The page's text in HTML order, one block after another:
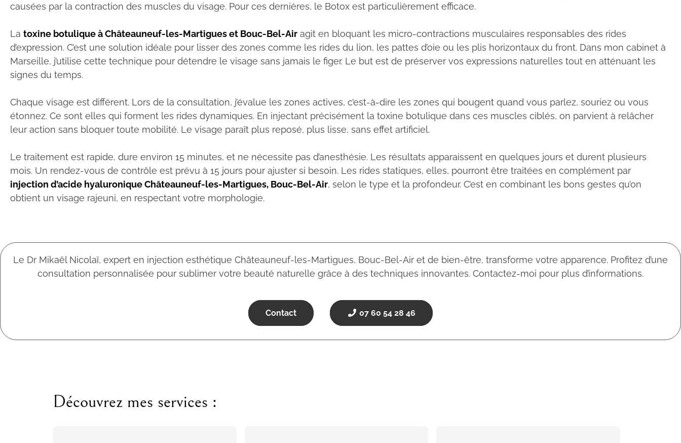
causées par la contraction des muscles du visage. Pour ces dernières, le Botox est particulièrement efficace.
La toxine botulique à Châteauneuf-les-Martigues et Bouc-Bel-Air agit en bloquant les micro-contractions musculaires responsables des rides
d’expression. C’est une solution idéale pour lisser des zones comme les rides du lion, les pattes d’oie ou les plis horizontaux du front. Dans mon cabinet à
Marseille, j’utilise cette technique pour détendre le visage sans jamais le figer. Le but est de préserver vos expressions naturelles tout en atténuant les
signes du temps.
Chaque visage est différent. Lors de la consultation, j’évalue les zones actives, c’est-à-dire les zones qui bougent quand vous parlez, souriez ou vous
étonnez. Ce sont elles qui forment les rides dynamiques. En injectant précisément la toxine botulique dans ces muscles ciblés, on parvient à relâcher
leur action sans bloquer toute mobilité. Le visage paraît plus reposé, plus lisse, sans effet artificiel.
Le traitement est rapide, dure environ 15 minutes, et ne nécessite pas d’anesthésie. Les résultats apparaissent en quelques jours et durent plusieurs
mois. Un rendez-vous de contrôle est prévu à 15 jours pour ajuster si besoin. Les rides statiques, elles, pourront être traitées en complément par
injection d’acide hyaluronique Châteauneuf-les-Martigues, Bouc-Bel-Air, selon le type et la profondeur. C’est en combinant les bons gestes qu’on
obtient un visage rajeuni, en respectant votre morphologie.
Le Dr Mikaël Nicolaï, expert en injection esthétique Châteauneuf-les-Martigues, Bouc-Bel-Air et de bien-être, transforme votre apparence. Profitez d’une
consultation personnalisée pour sublimer votre beauté naturelle grâce à des techniques innovantes. Contactez-moi pour plus d’informations.
Contact 07 60 54 28 46
Découvrez mes services :